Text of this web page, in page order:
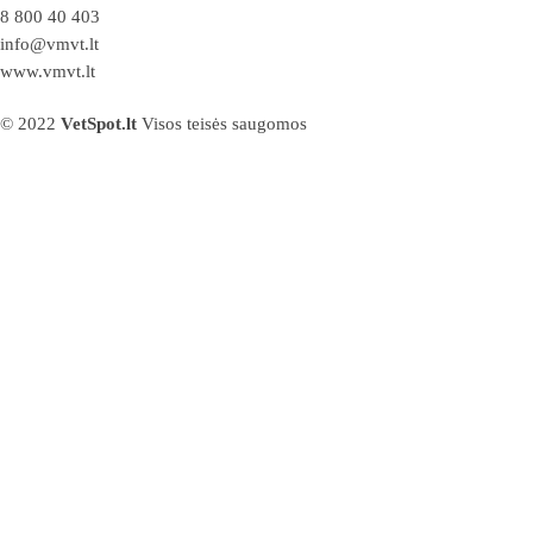
8 800 40 403
info@vmvt.lt
www.vmvt.lt
© 2022 VetSpot.lt Visos teisės saugomos